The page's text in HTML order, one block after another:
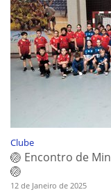
Clube
🏐 Encontro de
🏐
12 de Janeiro de 2025